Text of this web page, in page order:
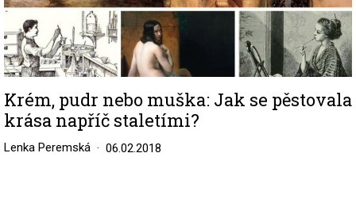
Krém, pudr nebo muška: Jak se pěstovala
krása napříč staletími?
Lenka Peremská 06.02.2018